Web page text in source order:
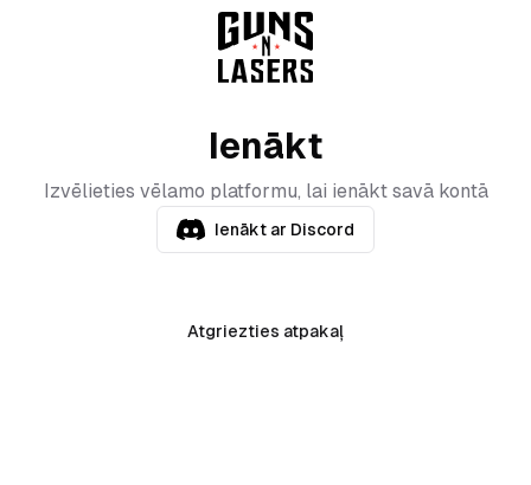
Ienākt
Izvēlieties vēlamo platformu, lai ienākt savā kontā
Ienākt ar Discord
Atgriezties atpakaļ